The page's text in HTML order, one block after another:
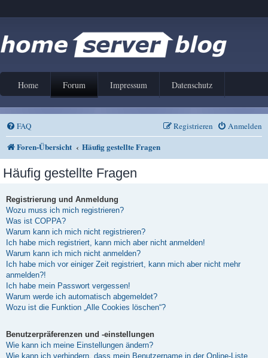
Home Forum Impressum Datenschutz
FAQ Anmelden
Registrieren
Foren-Übersicht Häufig gestellte Fragen
Häufig gestellte Fragen
Registrierung und Anmeldung
Wozu muss ich mich registrieren?
Was ist COPPA?
Warum kann ich mich nicht registrieren?
Ich habe mich registriert, kann mich aber nicht anmelden!
Warum kann ich mich nicht anmelden?
Ich habe mich vor einiger Zeit registriert, kann mich aber nicht mehr
anmelden?!
Ich habe mein Passwort vergessen!
Warum werde ich automatisch abgemeldet?
Wozu ist die Funktion „Alle Cookies löschen“?
Benutzerpräferenzen und -einstellungen
Wie kann ich meine Einstellungen ändern?
Wie kann ich verhindern, dass mein Benutzername in der Online-Liste